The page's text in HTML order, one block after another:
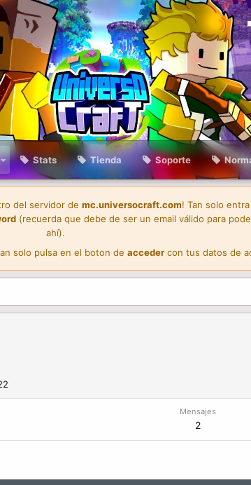
Stats Tienda Soporte
del servidor de mc.universocraft.com! Tan solo
(recuerda que debe de ser un email válido para
ahí).
solo pulsa en el boton de accedercon tus datos de
Mensajes
2